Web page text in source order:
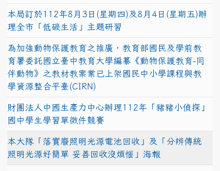
本局訂於112年8月3日(星期四)及8月4日(星期五)辦
理全市「低碳生活」主題研習
為加強動物保護教育之推廣，教育部國民及學前教
育署委託國立臺中教育大學編纂《動物保護教育-同
伴動物》之教材教案業已上架國民中小學課程與教
學資源整合平臺(CIRN)
財團法人中國生產力中心辦理112年「豬豬小偵探」
國中學生學習單徵件競賽
本大隊「落實廢照明光源電池回收」及「分辨傳統
照明光源好簡單 妥善回收沒煩惱」海報